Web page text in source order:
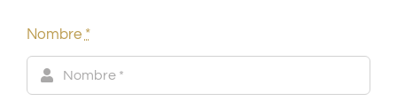
Nombre *